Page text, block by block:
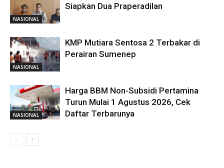
NASIONAL
Siapkan Dua Praperadilan
NASIONAL
KMP Mutiara Sentosa 2 Terbakar di
Perairan Sumenep
NASIONAL
Harga BBM Non-Subsidi Pertamina
Turun Mulai 1 Agustus 2026, Cek
Daftar Terbarunya